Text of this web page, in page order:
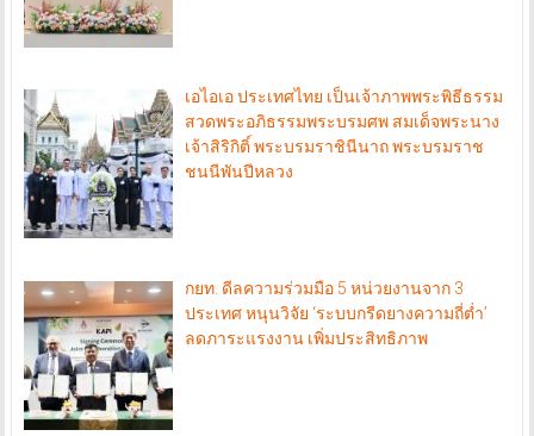
เอไอเอ ประเทศไทย เป็นเจ้าภาพพระพิธีธรรม
สวดพระอภิธรรมพระบรมศพ สมเด็จพระนาง
เจ้าสิริกิติ์ พระบรมราชินีนาถ พระบรมราช
ชนนีพันปีหลวง
กยท. ดีลความร่วมมือ 5 หน่วยงานจาก 3
ประเทศ หนุนวิจัย ‘ระบบกรีดยางความถี่ต่ำ’
ลดภาระแรงงาน เพิ่มประสิทธิภาพ